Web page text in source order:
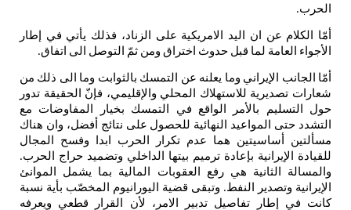
الحرب.
أمّا الكلام عن ان اليد الامريكية على الزناد، فذلك يأتي في
إطار
الأجواء العامة لما قبل حدوث اختراق ومن ثمّ التوصل الى اتفاق.
أمّا الجانب الإيراني وما يعلنه عن التمسك بالثوابت وما الى ذلك من
شعارات تصديرية للاستهلاك المحلي والإقليمي، فإنّ الحقيقة تدور
حول
التسليم بالأمر الواقع في التمسك بخيار المفاوضات
مع
التشدد حتى المواعيد النهائية للحصول على نتائج أفضل، وان هناك
مسألتين
أساسيتين هما عدم تكرار الحرب ابدا وفسح
المجال
للقيادة
الإيرانية بإعادة ترميم بيتها الداخلي وتضميد حراج الحرب.
والمسالة الثانية هي رفع العقوبات المالية بما يشمل
الموانئ
الإيرانية وتصدير النفط. وتبقى قضية اليورانيوم المخصّب بأية نسبة
كانت
في إطار تفاصيل تدبير الامر، لأن القرار قطعي
ويعرفه